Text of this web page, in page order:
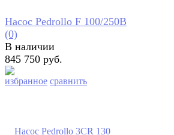
избранное сравнить
Насос Pedrollo F 100/250B
(0)
В наличии
845 750 руб.